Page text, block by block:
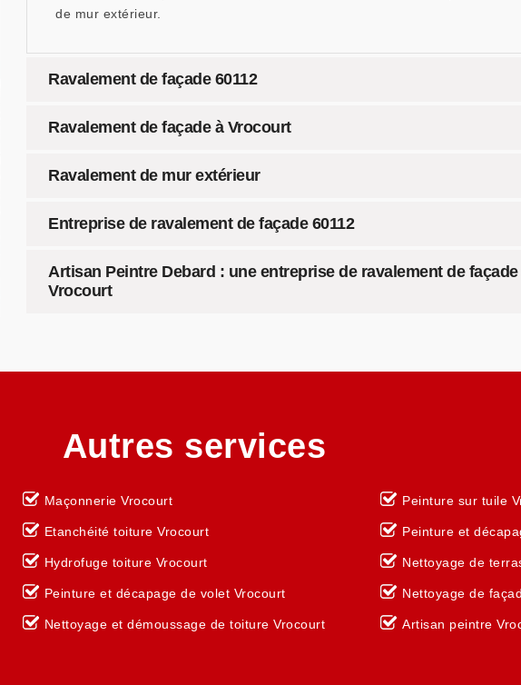
de mur extérieur.
Ravalement de façade 60112
Ravalement de façade à Vrocourt
Ravalement de mur extérieur
Entreprise de ravalement de façade 60112
Artisan Peintre Debard : une entreprise de ravalement de
Vrocourt
Autres services
Maçonnerie Vrocourt
Etanchéité toiture Vrocourt
Hydrofuge toiture Vrocourt
Peinture et décapage de volet Vrocourt
Nettoyage et démoussage de toiture Vrocourt
Peinture sur tuile
Peinture et
Nettoyage de
Nettoyage de
Artisan peintre